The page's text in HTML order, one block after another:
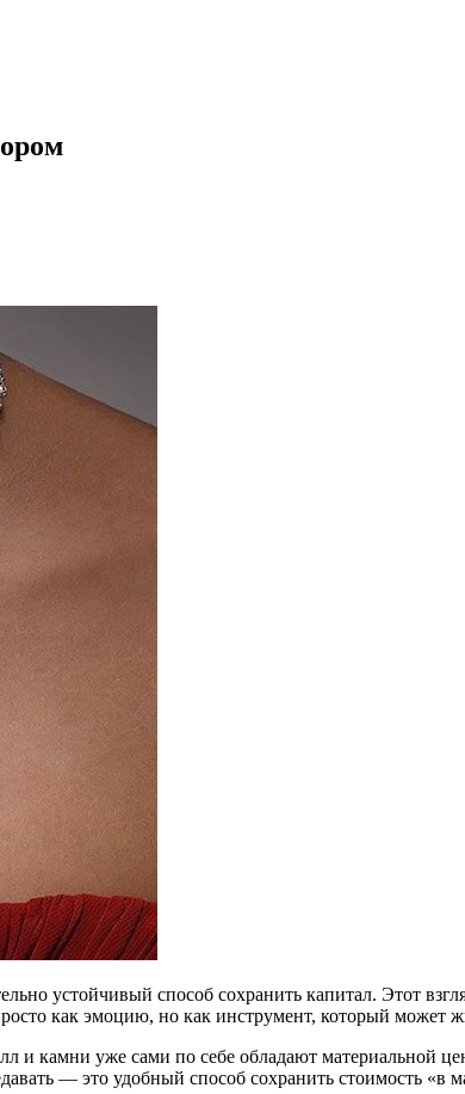
устойчивый способ сохранить капитал. Этот
как эмоцию, но как инструмент, который может
камни уже сами по себе обладают материальной
— это удобный способ сохранить стоимость «в